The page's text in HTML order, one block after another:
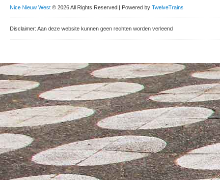
Nice Nieuw West © 2026 All Rights Reserved | Powered by TwelveTrains
Disclaimer: Aan deze website kunnen geen rechten worden verleend